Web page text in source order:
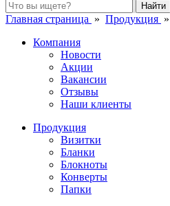
Найти
Главная страница » Продукция »
Компания
Новости
Акции
Вакансии
Отзывы
Наши клиенты
Продукция
Визитки
Бланки
Блокноты
Конверты
Папки